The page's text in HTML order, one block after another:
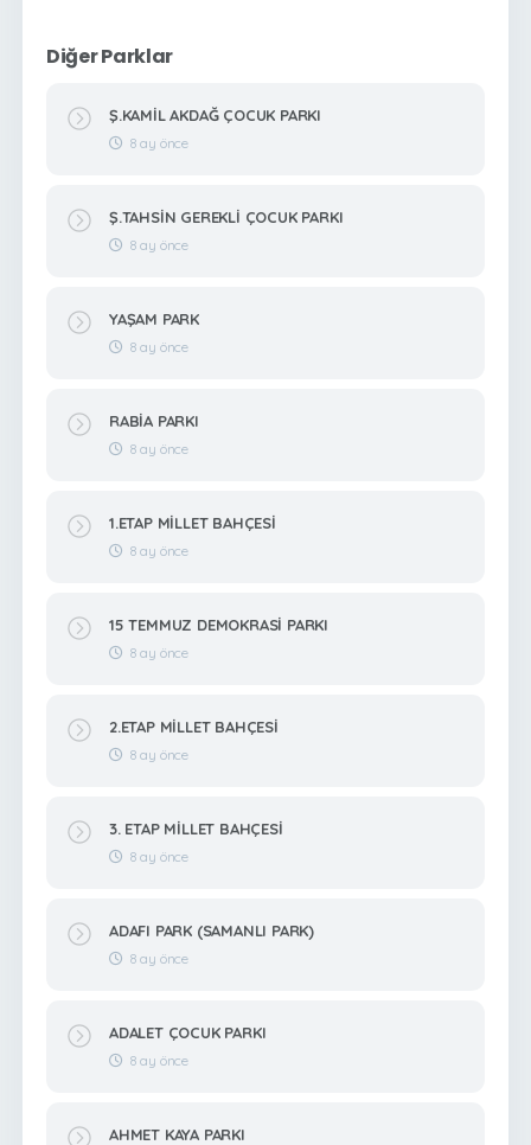
Diğer Parklar
Ş.KAMİL AKDAĞ ÇOCUK PARKI
8 ay önce
Ş.TAHSİN GEREKLİ ÇOCUK PARKI
8 ay önce
YAŞAM PARK
8 ay önce
RABİA PARKI
8 ay önce
1.ETAP MİLLET BAHÇESİ
8 ay önce
15 TEMMUZ DEMOKRASİ PARKI
8 ay önce
2.ETAP MİLLET BAHÇESİ
8 ay önce
3. ETAP MİLLET BAHÇESİ
8 ay önce
ADAFI PARK (SAMANLI PARK)
8 ay önce
ADALET ÇOCUK PARKI
8 ay önce
AHMET KAYA PARKI